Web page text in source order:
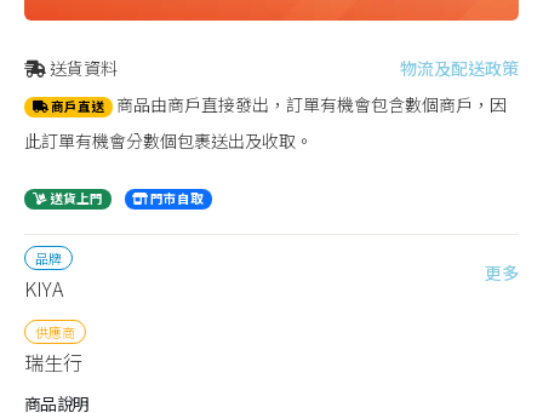
送貨資料 物流及配送政策
商戶直送 商品由商戶直接發出，訂單有機會包含數個商戶，因
此訂單有機會分數個包裹送出及收取。
送貨上門 門市自取
品牌
KIYA
更多
供應商
瑞生行
商品說明